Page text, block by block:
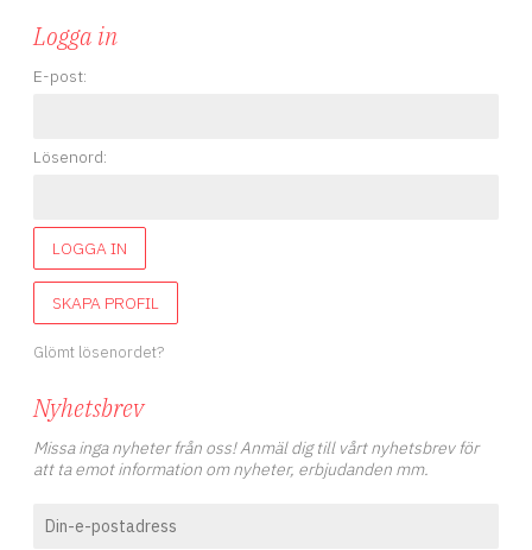
Logga in
E-post:
Lösenord:
LOGGA IN
SKAPA PROFIL
Glömt lösenordet?
Nyhetsbrev
Missa inga nyheter från oss! Anmäl dig till vårt nyhetsbrev för
att ta emot information om nyheter, erbjudanden mm.